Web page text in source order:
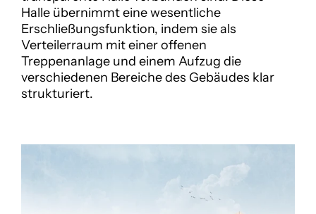
Halle übernimmt eine wesentliche
Erschließungsfunktion, indem sie als
Verteilerraum mit einer offenen
Treppenanlage und einem Aufzug die
verschiedenen Bereiche des Gebäudes klar
strukturiert.